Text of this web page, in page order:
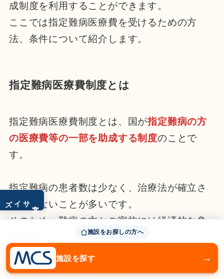
サイズ
成制度を利用することができます。
ここでは指定難病医療費を受けるための方
法、条件について紹介します。
指定難病医療費制度とは
指定難病医療費制度とは、国が指定難病の方
の医療費等の一部を助成する制度のことで
す。
指定難病の患者数は少なく、治療法が確立さ
れていないことが多いです。
そのため、難病の方とご家族には経済的な負
担が多くかかってしまいます。
ご家族の経済的な負担を減らすために、国が
施設をお探しの方へ
施設を探す →